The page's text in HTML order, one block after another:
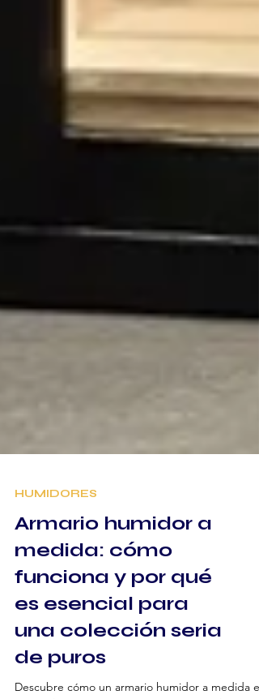
HUMIDORES
Armario humidor a
medida: cómo
funciona y por qué
es esencial para
una colección seria
de puros